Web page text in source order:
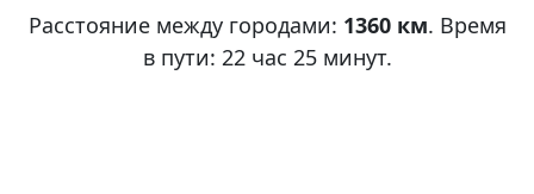
Расстояние между городами: 1360 км. Время
в пути: 22 час 25 минут.